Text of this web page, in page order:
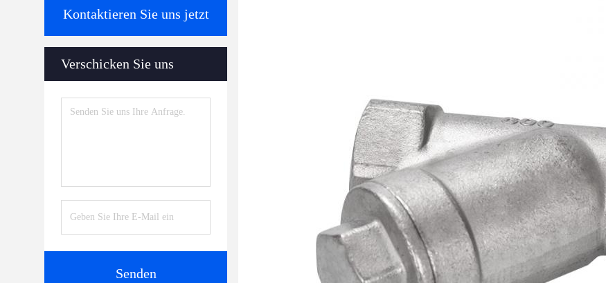
Kontaktieren Sie uns jetzt
Verschicken Sie uns
Senden